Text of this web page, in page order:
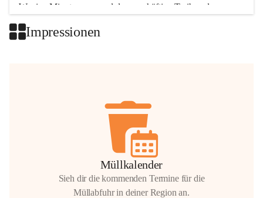
Wenige Minuten nur, und das geschäftige Treiben der
Impressionen
Müllkalender
Sieh dir die kommenden Termine für die
Müllabfuhr in deiner Region an.